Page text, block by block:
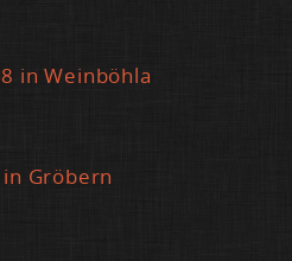
in Wein­böh­la
Grö­bern